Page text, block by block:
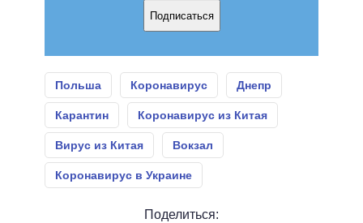
Подписаться
Польша Коронавирус Днепр
Карантин Коронавирус из Китая
Вирус из Китая Вокзал
Коронавирус в Украине
Поделиться: